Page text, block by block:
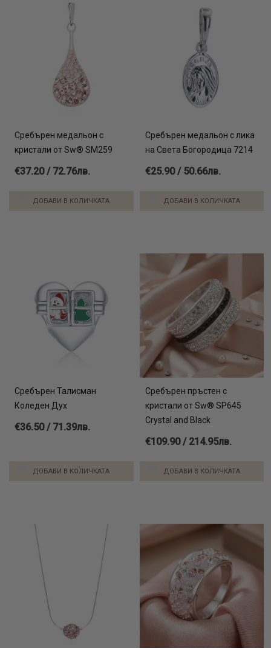
Сребърен медальон с
кристали от Sw® SM259
€37.20 / 72.76лв.
ДОБАВИ В КОЛИЧКАТА
Сребърен медальон с лика
на Света Богородица 7214
€25.90 / 50.66лв.
ДОБАВИ В КОЛИЧКАТА
Сребърен Талисман
Коледен Дух
€36.50 / 71.39лв.
ДОБАВИ В КОЛИЧКАТА
Сребърен пръстен с
кристали от Sw® SP645
Crystal and Black
€109.90 / 214.95лв.
ДОБАВИ В КОЛИЧКАТА